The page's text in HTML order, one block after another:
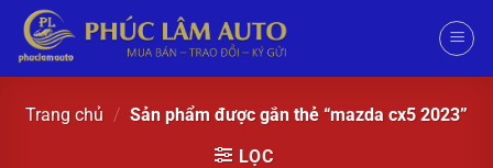
Trang chủ / Sản phẩm được gắn thẻ “mazda cx5 2023”
LỌC